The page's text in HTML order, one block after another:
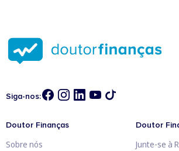
Siga-nos:
Doutor Finanças
Sobre nós
Doutor
Junte-se à